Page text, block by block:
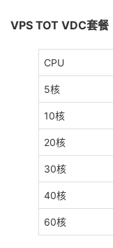
VPS TOT VDC套餐
CPU
5核
10核
20核
30核
40核
60核